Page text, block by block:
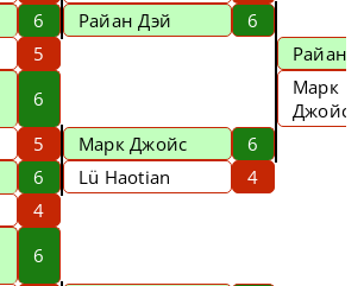
6 Райан Дэй
6
5
Райан
6
Марк
Джойс
5 Марк Джойс
6
6 Lü Haotian
4
4
6